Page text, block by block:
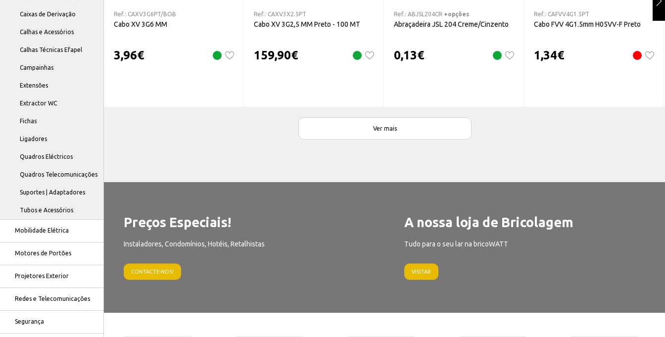
Caixas de Derivação
Calhas e Acessórios
Calhas Técnicas Efapel
Campainhas
Extensões
Extractor WC
Fichas
Ligadores
Quadros Eléctricos
Quadros Telecomunicações
Suportes | Adaptadores
Tubos e Acessórios
Mobilidade Elétrica
Motores de Portões
Projetores Exterior
Redes e Telecomunicações
Segurança
Ref.: CAXV3G6PT/BOB
Cabo XV 3G6 MM
3,96€
Ref.: CAXV3X2.5PT
Cabo XV 3G2,5 MM Preto - 100 MT
159,90€
Ref.: ABJSL204CR +opções
Abraçadeira JSL 204 Creme/Cinzento
0,13€
Ref.: CAFVV4G1.5PT
Cabo FVV 4G1.5mm H05VV-F Preto
1,34€
Ver mais
Preços Especiais!
Instaladores, Condomínios, Hotéis, Retalhistas
CONTACTE-NOS!
A nossa loja de Bricolagem
Tudo para o seu lar na bricoWATT
VISITAR